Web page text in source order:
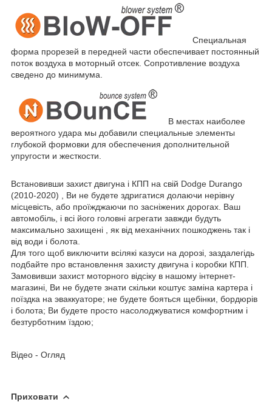
Специальная
форма прорезей в передней части обеспечивает постоянный
поток воздуха в моторный отсек. Сопротивление воздуха
сведено до минимума.
В местах наиболее
вероятного удара мы добавили специальные элементы
глубокой формовки для обеспечения дополнительной
упругости и жесткости.
Встановивши захист двигуна і КПП на свій Dodge Durango
(2010-2020) , Ви не будете здригатися долаючи нерівну
місцевість, або проїжджаючи по засніжених дорогах. Ваш
автомобіль, і всі його головні агрегати завжди будуть
максимально захищені , як від механічних пошкоджень так і
від води і болота.
Для того щоб виключити всілякі казуси на дорозі, заздалегідь
подбайте про встановлення захисту двигуна і коробки КПП.
Замовивши захист моторного відсіку в нашому інтернет-
магазині, Ви не будете знати скільки коштує заміна картера і
поїздка на эваккуаторе; не будете бояться щебінки, бордюрів
і болота; Ви будете просто насолоджуватися комфортним і
безтурботним їздою;
Відео - Огляд
Приховати